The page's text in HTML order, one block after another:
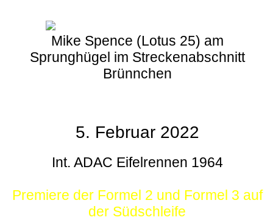
Mike Spence (Lotus 25) am
Sprunghügel im Streckenabschnitt
Brünnchen
5. Februar 2022
Int. ADAC Eifelrennen 1964
Premiere der Formel 2 und Formel 3 auf
der Südschleife